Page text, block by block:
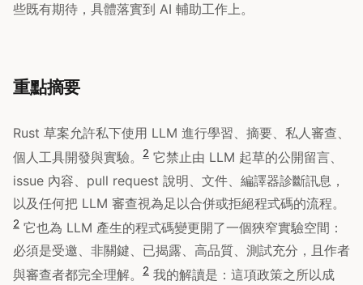
些既有期待，具體落實到 AI 輔助工作上。
重點摘要
Rust 草案允許私下使用 LLM 進行學習、摘要、私人審查、
個人工具開發與實驗。
2 它禁止由 LLM 起草的公開留言、
issue 內容、pull request 說明、文件、編譯器診斷訊息，
以及任何把 LLM 審查視為足以合併或拒絕程式碼的流程。
2 它也為 LLM 產生的程式碼變更開了一個狹窄實驗空間：
必須是受邀、非關鍵、已揭露、高品質、測試充分，且作者
與審查者都完全理解。
2 我的解讀是：這項政策之所以成